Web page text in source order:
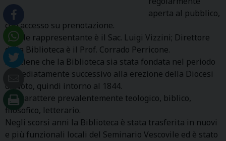
aperta al pubblico,
con accesso su prenotazione.
Legale rappresentante è il Sac. Luigi Vizzini; Direttore
della Biblioteca è il Prof. Corrado Perricone.
Si ritiene che la Biblioteca sia stata fondata nel periodo
immediatamente successivo alla erezione della Diocesi
di Noto, quindi intorno al 1844.
È di carattere prevalentemente teologico, biblico,
filosofico, letterario.
Negli scorsi anni la Biblioteca è stata trasferita in nuovi
e più funzionali locali del Seminario Vescovile ed è stato